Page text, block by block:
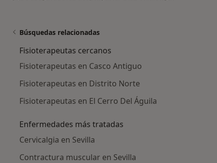
Búsquedas relacionadas
Fisioterapeutas cercanos
Fisioterapeutas en Casco Antiguo
Fisioterapeutas en Distrito Norte
Fisioterapeutas en El Cerro Del Águila
Enfermedades más tratadas
Cervicalgia en Sevilla
Contractura muscular en Sevilla